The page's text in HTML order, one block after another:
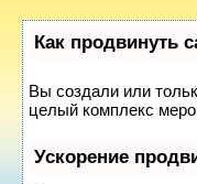
Как продвинуть
Вы создали или
целый комплекс
Ускорение